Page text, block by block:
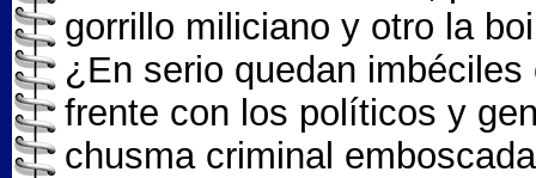
gorrillo miliciano y otro la
¿En serio quedan
frente con los políticos y
chusma criminal